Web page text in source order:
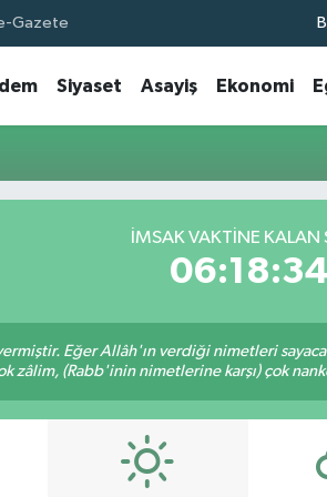
Gazete
Siyaset Asayiş Ekonomi
İMSAK VAKTINE KALAN
06:18:34
Eğer Allâh'ın verdiği nimetleri
zâlim, (Rabb'inin nimetlerine karşı) çok